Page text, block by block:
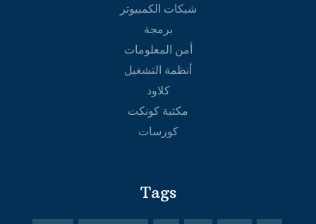
شبكات الكمبيوتر
برمجة
أمن المعلومات
أنظمة التشغيل
كلاود
مكتبة كونكت
كورسات
Tags